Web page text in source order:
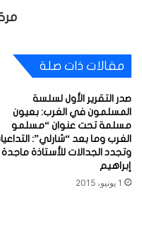
مقالات ذات صلة
صدر التقرير الأول لسلسة
المسلمون في الغرب: بعيون
مسلمة تحت عنوان “مسلمو
الغرب وما بعد “شارلي”:
وتجدد الجدالات للأستاذة ماجدة
إبراهيم
1 يونيو، 2015